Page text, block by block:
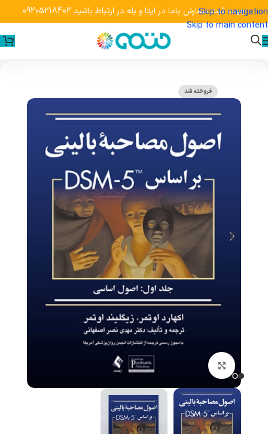
Skip to navigation
Skip to main content
جهت ثبت سفارش باما در ایتا و بله در ارتباط باشید 09205218402
فروخته شد
برای بزرگنمایی کلیک کنید